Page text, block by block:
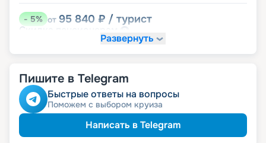
-5% от 95 840 ₽ / турист
Скидка
Развернуть
Пишите в Telegram
Быстрые ответы на вопросы
Поможем с выбором круиза
Написать в Telegram